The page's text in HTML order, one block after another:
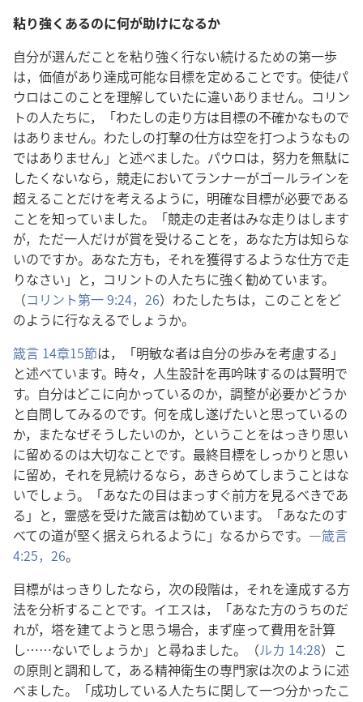
粘り強くあるのに何が助けになるか
自分が選んだことを粘り強く行ない続けるための第一歩
は，価値があり達成可能な目標を定めることです。使徒パ
ウロはこのことを理解していたに違いありません。コリン
トの人たちに，「わたしの走り方は目標の不確かなもので
はありません。わたしの打撃の仕方は空を打つようなもの
ではありません」と述べました。パウロは，努力を無駄に
したくないなら，競走においてランナーがゴールラインを
超えることだけを考えるように，明確な目標が必要である
ことを知っていました。「競走の走者はみな走りはします
が，ただ一人だけが賞を受けることを，あなた方は知らな
いのですか。あなた方も，それを獲得するような仕方で走
りなさい」と，コリントの人たちに強く勧めています。
（コリント第一 9:24， 26）わたしたちは，このことをど
のように行なえるでしょうか。
箴言 14章15節は，「明敏な者は自分の歩みを考慮する」
と述べています。時々，人生設計を再吟味するのは賢明で
す。自分はどこに向かっているのか，調整が必要かどうか
と自問してみるのです。何を成し遂げたいと思っているの
か，またなぜそうしたいのか，ということをはっきり思い
に留めるのは大切なことです。最終目標をしっかりと思い
に留め，それを見続けるなら，あきらめてしまうことはな
いでしょう。「あなたの目はまっすぐ前方を見るべきであ
る」と，霊感を受けた箴言は勧めています。「あなたのす
べての道が堅く据えられるように」なるからです。―箴言
4:25，26。
目標がはっきりしたなら，次の段階は，それを達成する方
法を分析することです。イエスは，「あなた方のうちのだ
れが，塔を建てようと思う場合，まず座って費用を計算
し……ないでしょうか」と尋ねました。（ルカ 14:28）こ
の原則と調和して，ある精神衛生の専門家は次のように述
べました。「成功している人たちに関して一つ分かったこ